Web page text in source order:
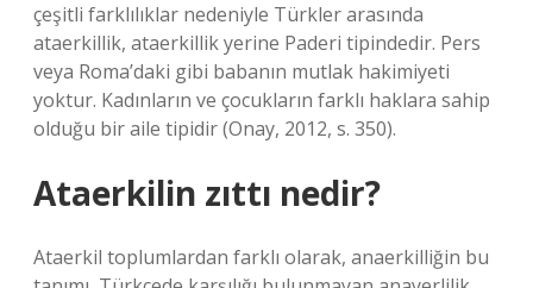
çeşitli farklılıklar nedeniyle Türkler arasında
ataerkillik, ataerkillik yerine Paderi tipindedir. Pers
veya Roma’daki gibi babanın mutlak hakimiyeti
yoktur. Kadınların ve çocukların farklı haklara sahip
olduğu bir aile tipidir (Onay, 2012, s. 350).
Ataerkilin zıttı nedir?
Ataerkil toplumlardan farklı olarak, anaerkilliğin bu